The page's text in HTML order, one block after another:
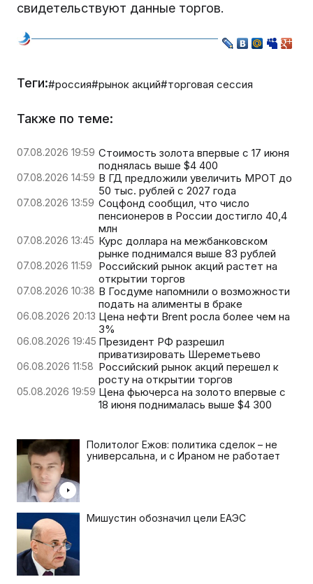
свидетельствуют данные торгов.
Теги:#россия#рынок акций#торговая сессия
Также по теме:
07.08.2026 19:59 Стоимость золота впервые с 17 июня
поднялась выше $4 400
07.08.2026 14:59 В ГД предложили увеличить МРОТ до
50 тыс. рублей с 2027 года
07.08.2026 13:59 Соцфонд сообщил, что число
пенсионеров в России достигло 40,4
млн
07.08.2026 13:45 Курс доллара на межбанковском
рынке поднимался выше 83 рублей
07.08.2026 11:59
Российский рынок акций растет на
открытии торгов
07.08.2026 10:38 В Госдуме напомнили о возможности
подать на алименты в браке
06.08.2026 20:13 Цена нефти Brent росла более чем на
3%
06.08.2026 19:45 Президент РФ разрешил
приватизировать Шереметьево
06.08.2026 11:58 Российский рынок акций перешел к
росту на открытии торгов
05.08.2026 19:59 Цена фьючерса на золото впервые с
18 июня поднималась выше $4 300
Политолог Ежов: политика сделок – не
универсальна, и с Ираном не работает
Мишустин обозначил цели ЕАЭС